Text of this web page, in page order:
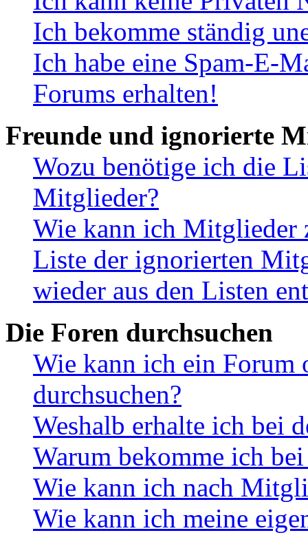
Ich bekomme ständig
Ich habe eine Spam-E-
Forums erhalten!
Freunde und ignorierte
Wozu benötige ich die
Mitglieder?
Wie kann ich Mitglieder
Liste der ignorierten
wieder aus den Listen
Die Foren durchsuchen
Wie kann ich ein Forum
durchsuchen?
Weshalb erhalte ich bei
Warum bekomme ich
Wie kann ich nach
Wie kann ich meine